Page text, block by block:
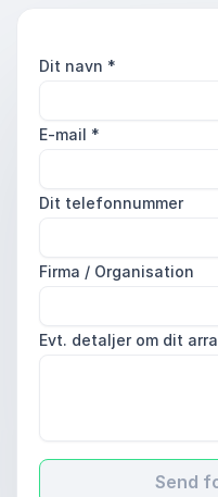
Dit navn *
E-mail *
Dit telefonnummer
Firma / Organisation
Evt. detaljer om dit
Send